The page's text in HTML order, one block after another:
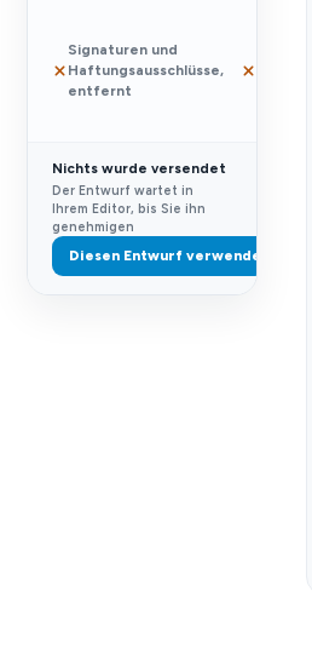
Signaturen und
Haftungsausschlüsse,
entfernt
Nichts wurde versendet
Der Entwurf wartet in
Ihrem Editor, bis Sie ihn
genehmigen
Diesen Entwurf verwenden